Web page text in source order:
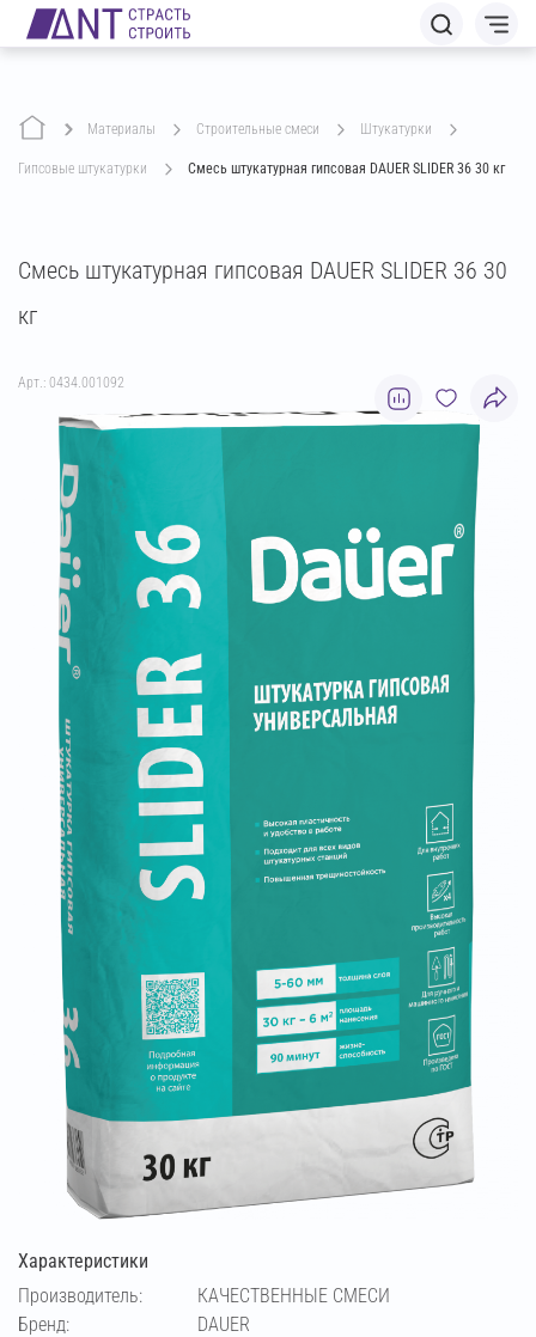
Материалы строительные смеси штукатурки
гипсовые штукатурки Смесь штукатурная гипсовая DAUER SLIDER 36 30 кг
Смесь штукатурная гипсовая DAUER SLIDER 36 30
кг
Арт.: 0434.001092
Характеристики
Производитель:
КАЧЕСТВЕННЫЕ СМЕСИ
Бренд:
DAUER